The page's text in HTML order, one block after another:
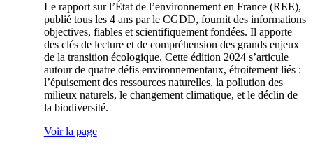
Le rapport sur l’État de l’environnement en France (REE),
publié tous les 4 ans par le CGDD, fournit des informations
objectives, fiables et scientifiquement fondées. Il apporte
des clés de lecture et de compréhension des grands enjeux
de la transition écologique. Cette édition 2024 s’articule
autour de quatre défis environnementaux, étroitement liés :
l’épuisement des ressources naturelles, la pollution des
milieux naturels, le changement climatique, et le déclin de
la biodiversité.
Voir la page